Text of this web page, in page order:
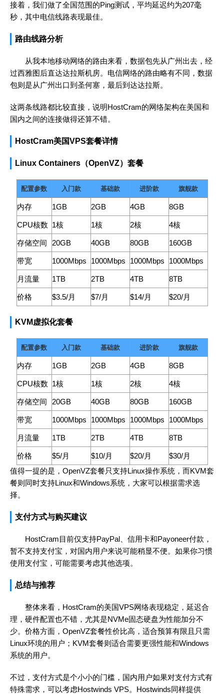
接着，我们做了全国范围的Ping测试，平均延迟约为207毫
秒，其中电信线路表现最佳。
路由线路分析
从我本地移动网络的路由来看，数据包先从广州出去，经
过西雅图后直达达拉斯机房。电信网络的路由略有不同，数据
包则是从广州出口到圣何塞，最后到达达拉斯。
这两条线路都比较直接，说明HostCram的网络架构在美国和
国内之间的连接做得还算不错。
HostCram美国VPS套餐详情
Linux Containers（OpenVZ）套餐
配置参数 入门款 基础款 进阶款 旗舰款
内存 1GB 2GB 4GB 8GB
CPU核数 1核 1核 2核 4核
存储空间 20GB 40GB 80GB 160GB
带宽 1000Mbps 1000Mbps 1000Mbps 1000Mbps
月流量 1TB 2TB 4TB 8TB
价格 $3.5/月 $7/月 $14/月 $20/月
KVM虚拟化套餐
配置参数 入门款 基础款 进阶款 旗舰款
内存 1GB 2GB 4GB 8GB
CPU核数 1核 1核 2核 4核
存储空间 20GB 40GB 80GB 160GB
带宽 1000Mbps 1000Mbps 1000Mbps 1000Mbps
月流量 1TB 2TB 4TB 8TB
价格 $5/月 $10/月 $20/月
$30/月
值得一提的是，OpenVZ套餐只支持Linux操作系统，而KVM套
餐则同时支持Linux和Windows系统，大家可以根据需求选
择。
支付方式与购买建议
HostCram目前仅支持PayPal、信用卡和Payoneer付款，
暂不支持支付宝，对国内用户来说可能稍显不便。如果你习惯
使用支付宝，可能需要考虑其他选项。
总结与推荐
整体来看，HostCram的美国VPS网络表现稳定，延迟合
理，硬件配置也不错，尤其是NVMe固态硬盘为性能加分不
少。价格方面，OpenVZ套餐性价比高，适合预算有限且只需
Linux环境的用户；KVM套餐则适合需要更强性能和Windows
系统的用户。
不过，支付方式是个小小的门槛，国内用户如果对支付方式有
特殊需求，可以考虑Hostwinds VPS。Hostwinds同样提供